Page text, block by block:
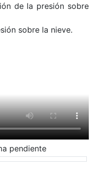
de la presión sobre
sobre la nieve.
pendiente